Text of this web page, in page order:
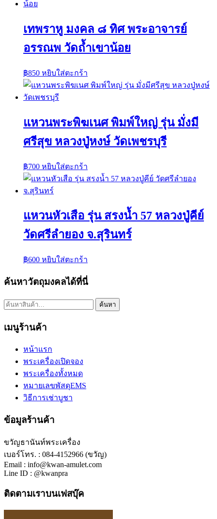
เทพราหู มงคล ๘ ทิศ พระอาจารย์
อรรณพ วัดถ้ำเขาน้อย
฿850 หยิบใส่ตะกร้า
แหวนพระพิฆเนศ พิมพ์ใหญ่ รุ่น มั่งมี
ศรีสุข หลวงปู่หงษ์ วัดเพชรบุรี
฿700 หยิบใส่ตะกร้า
แหวนหัวเสือ รุ่น สรงน้ำ 57 หลวงปู่คีย์
วัดศรีลำยอง จ.สุรินทร์
฿600 หยิบใส่ตะกร้า
ค้นหาวัตถุมงคลได้ที่นี่
ค้นหา: ค้นหา
เมนูร้านค้า
หน้าแรก
พระเครื่องเปิดจอง
พระเครื่องทั้งหมด
หมายเลขพัสดุEMS
วิธีการเช่าบูชา
ข้อมูลร้านค้า
ขวัญธานันท์พระเครื่อง
เบอร์โทร. : 084-4152966 (ขวัญ)
Email : info@kwan-amulet.com
Line ID : @kwanpra
ติดตามเราบนเฟสบุ๊ค